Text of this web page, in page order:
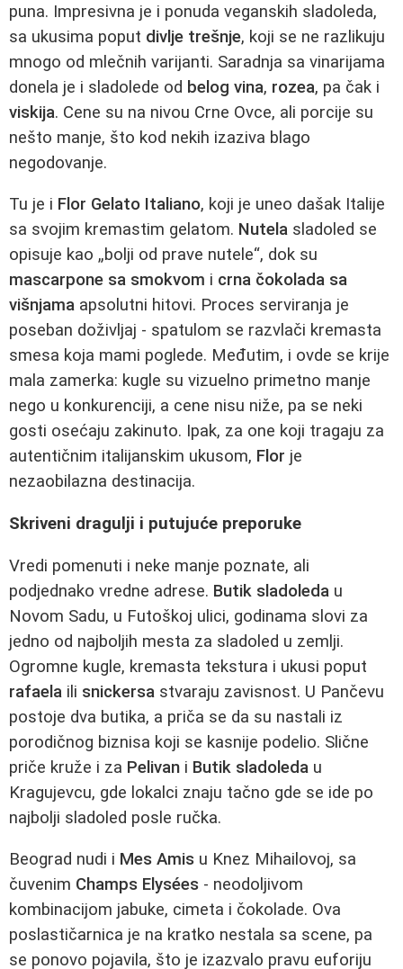
puna. Impresivna je i ponuda veganskih sladoleda,
sa ukusima poput divlje trešnje, koji se ne razlikuju
mnogo od mlečnih varijanti. Saradnja sa vinarijama
donela je i sladolede od belog vina, rozea, pa čak i
viskija. Cene su na nivou Crne Ovce, ali porcije su
nešto manje, što kod nekih izaziva blago
negodovanje.
Tu je i Flor Gelato Italiano, koji je uneo dašak Italije
sa svojim kremastim gelatom. Nutela sladoled se
opisuje kao „bolji od prave nutele“, dok su
mascarpone sa smokvom i crna čokolada sa
višnjama apsolutni hitovi. Proces serviranja je
poseban doživljaj - spatulom se razvlači kremasta
smesa koja mami poglede. Međutim, i ovde se krije
mala zamerka: kugle su vizuelno primetno manje
nego u konkurenciji, a cene nisu niže, pa se neki
gosti osećaju zakinuto. Ipak, za one koji tragaju za
autentičnim italijanskim ukusom, Flor je
nezaobilazna destinacija.
Skriveni dragulji i putujuće preporuke
Vredi pomenuti i neke manje poznate, ali
podjednako vredne adrese. Butik sladoleda u
Novom Sadu, u Futоškoj ulici, godinama slovi za
jedno od najboljih mesta za sladoled u zemlji.
Ogromne kugle, kremasta tekstura i ukusi poput
rafaela ili snickersa stvaraju zavisnost. U Pančevu
postoje dva butika, a priča se da su nastali iz
porodičnog biznisa koji se kasnije podelio. Slične
priče kruže i za Pelivan i Butik sladoleda u
Kragujevcu, gde lokalci znaju tačno gde se ide po
najbolji sladoled posle ručka.
Beograd nudi i Mes Amis u Knez Mihailovoj, sa
čuvenim Champs Elysées - neodoljivom
kombinacijom jabuke, cimeta i čokolade. Ova
poslastičarnica je na kratko nestala sa scene, pa
se ponovo pojavila, što je izazvalo pravu euforiju